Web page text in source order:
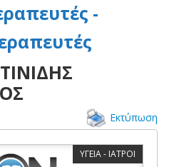
-
Εκτύπωση
ΥΓΕΙΑ - ΙΑΤΡΟΙ